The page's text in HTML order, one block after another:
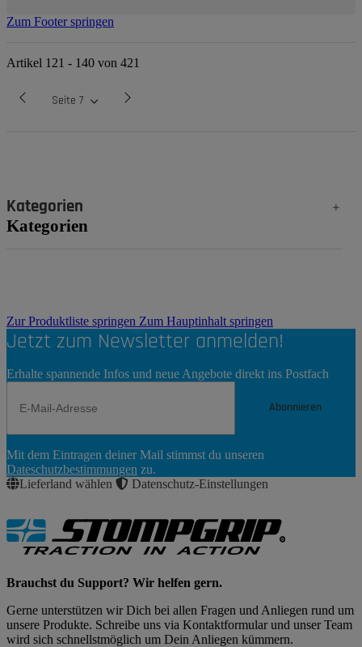
Zum Footer springen
Artikel 121 - 140 von 421
Seite 7
Kategorien
Kategorien
Zur Produktliste springen Zum Hauptinhalt springen
Jetzt zum Newsletter anmelden!
Erhalte spannende Infos und neue Angebote direkt ins Postfach
Abonnieren
Abonnieren
Mit dem Eintragen deiner Mail stimmst du unseren
Dateschutzbestimmungen zu.
Lieferland wählen
Datenschutz-Einstellungen
Brauchst du Support? Wir helfen gern.
Gerne unterstützen wir Dich bei allen Fragen und Anliegen rund um
unsere Produkte. Schreibe uns via Kontaktformular und unser Team
wird sich schnellstmöglich um Dein Anliegen kümmern.